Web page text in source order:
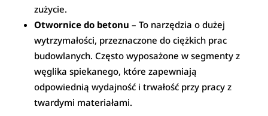
zużycie.
Otwornice do betonu – To narzędzia o dużej
wytrzymałości, przeznaczone do ciężkich prac
budowlanych. Często wyposażone w segmenty z
węglika spiekanego, które zapewniają
odpowiednią wydajność i trwałość przy pracy z
twardymi materiałami.